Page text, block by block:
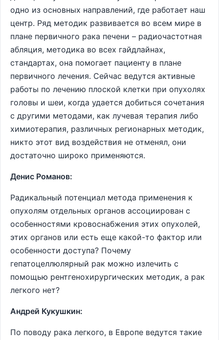
одно из основных направлений, где работает наш
центр. Ряд методик развивается во всем мире в
плане первичного рака печени – радиочастотная
абляция, методика во всех гайдлайнах,
стандартах, она помогает пациенту в плане
первичного лечения. Сейчас ведутся активные
работы по лечению плоской клетки при опухолях
головы и шеи, когда удается добиться сочетания
с другими методами, как лучевая терапия либо
химиотерапия, различных регионарных методик,
никто этот вид воздействия не отменял, они
достаточно широко применяются.
Денис Романов:
Радикальный потенциал метода применения к
опухолям отдельных органов ассоциирован с
особенностями кровоснабжения этих опухолей,
этих органов или есть еще какой-то фактор или
особенности доступа? Почему
гепатоцеллюлярный рак можно излечить с
помощью рентгенохирургических методик, а рак
легкого нет?
Андрей Кукушкин:
По поводу рака легкого, в Европе ведутся такие